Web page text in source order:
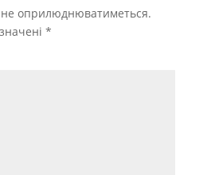
оприлюднюватиметься.
*